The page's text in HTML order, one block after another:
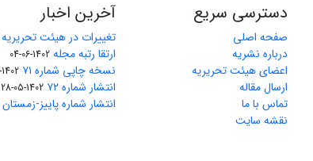
دسترسی سریع
صفحه اصلی
درباره نشریه
اعضای هیئت تحریریه
ارسال مقاله
تماس با ما
نقشه سایت
آخرین اخبار
تغییرات در هیئت تحریریه
ارتقا رتبه مجله 1402-06-04
نسخه چاپی شماره ۷۱ 1402-05-28
انتشار شماره ۷۲ 1402-05-28
انتشار شماره پاییز-زمستان ۱۴۰۱